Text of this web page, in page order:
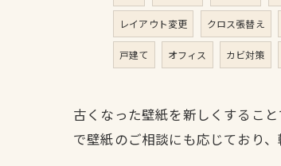
レイアウト変更 クロス張替え
戸建て オフィス カビ対策
古くなった壁紙を新しくするこ
で壁紙のご相談にも応じており